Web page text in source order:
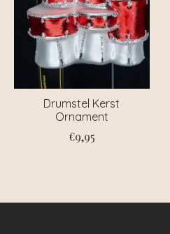
Drumstel Kerst
Ornament
€9,95